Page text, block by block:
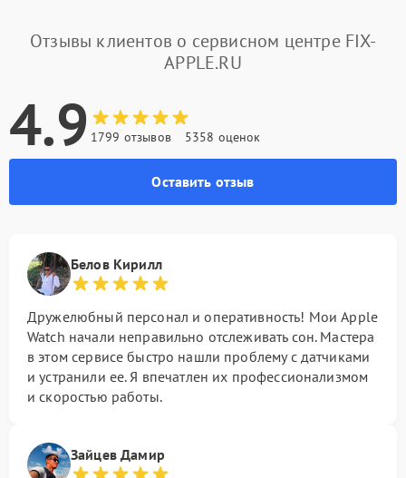
Отзывы клиентов о сервисном центре FIX-
APPLE.RU
4.9 1799 отзывов 5358 оценок
Оставить отзыв
Белов Кирилл
Дружелюбный персонал и оперативность! Мои Apple
Watch начали неправильно отслеживать сон. Мастера
в этом сервисе быстро нашли проблему с датчиками
и устранили ее. Я впечатлен их профессионализмом
и скоростью работы.
Зайцев Дамир